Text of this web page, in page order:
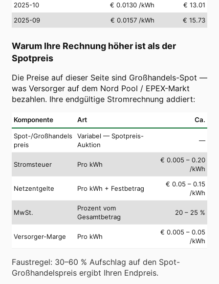
2025-10
€ 0.0130 /kWh
€ 13.01
2025-09
€ 0.0157 /kWh € 15.73
Warum Ihre Rechnung höher ist als der
Spotpreis
Die Preise auf dieser Seite sind Großhandels-Spot —
was Versorger auf dem Nord Pool / EPEX-Markt
bezahlen. Ihre endgültige Stromrechnung addiert:
Komponente Art Ca.
Spot-/Großhandels
preis
Variabel — Spotpreis-
Auktion
—
Stromsteuer Pro kWh
€ 0.005 – 0.20
/kWh
Netzentgelte Pro kWh + Festbetrag
€ 0.05 – 0.15
/kWh
MwSt.
Prozent vom
Gesamtbetrag
20 – 25 %
Versorger-Marge Pro kWh
€ 0.005 – 0.05
/kWh
Faustregel: 30–60 % Aufschlag auf den Spot-
Großhandelspreis ergibt Ihren Endpreis.